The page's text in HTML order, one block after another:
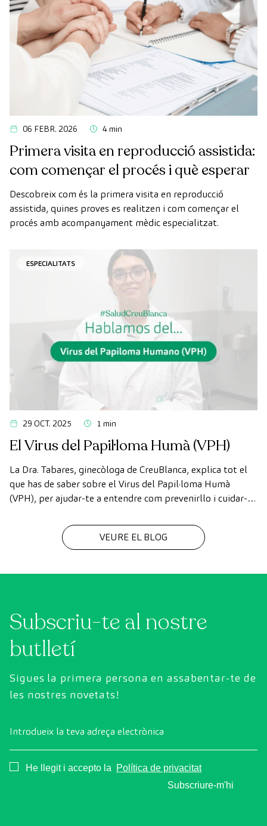
06 FEBR. 2026 4 min
Primera visita en reproducció assistida:
com començar el procés i què esperar
Descobreix com és la primera visita en reproducció
assistida, quines proves es realitzen i com començar el
procés amb acompanyament mèdic especialitzat.
ESPECIALITATS
29 OCT. 2025 1 min
El Virus del Papil·loma Humà (VPH)
La Dra. Tabares, ginecòloga de CreuBlanca, explica tot el
que has de saber sobre el Virus del Papil·loma Humà
(VPH), per ajudar-te a entendre com prevenirllo i cuidar-te
VEURE EL BLOG
Subscriu-te al nostre
butlletí
Sigues la primera persona en assabentar-te de
les nostres novetats!
Introdueix la teva adreça electrònica
Consentimiento
He llegit i accepto la
Política de privacitat
Subscriure-m'hi